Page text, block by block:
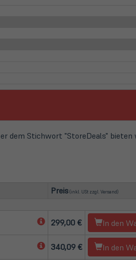
dem Stichwort "StoreDeals" bieten
Preis(inkl. USt zzgl. Versand)
(öffnet
neuem
Tab)
299,00 € In den
(öffnet
340,09 € In den